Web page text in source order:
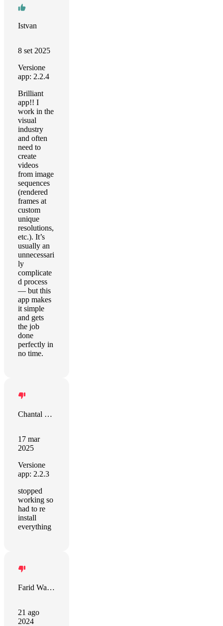
Istvan
8 set 2025
Versione
app: 2.2.4
Brilliant
app!! I
work in the
visual
industry
and often
need to
create
videos
from image
sequences
(rendered
frames at
custom
unique
resolutions,
etc.). It’s
usually an
unnecessari
ly
complicate
d process
— but this
app makes
it simple
and gets
the job
done
perfectly in
no time.
Chantal Gibson
17 mar
2025
Versione
app: 2.2.3
stopped
working so
had to re
install
everything
Farid Wajdi Yahaya
21 ago
2024